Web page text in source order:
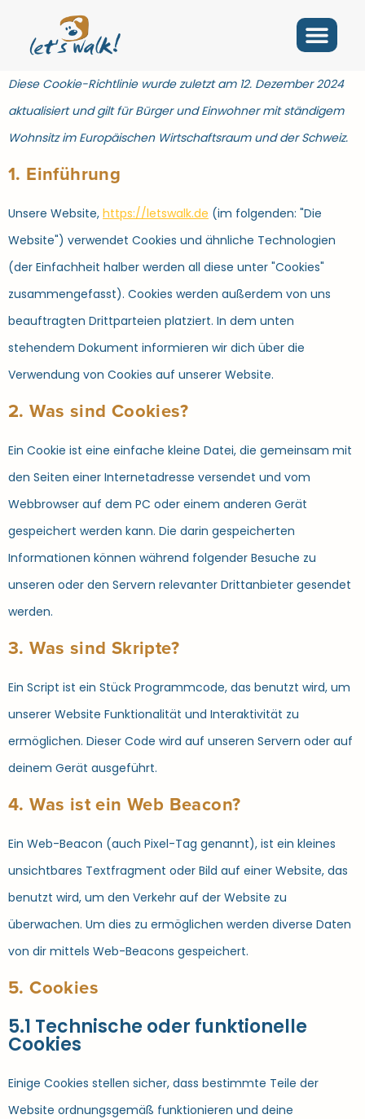
Diese Cookie-Richtlinie wurde zuletzt am 12. Dezember 2024
aktualisiert und gilt für Bürger und Einwohner mit ständigem
Wohnsitz im Europäischen Wirtschaftsraum und der Schweiz.
1. Einführung
Unsere Website, https://letswalk.de (im folgenden: "Die
Website") verwendet Cookies und ähnliche Technologien
(der Einfachheit halber werden all diese unter "Cookies"
zusammengefasst). Cookies werden außerdem von uns
beauftragten Drittparteien platziert. In dem unten
stehendem Dokument informieren wir dich über die
Verwendung von Cookies auf unserer Website.
2. Was sind Cookies?
Ein Cookie ist eine einfache kleine Datei, die gemeinsam mit
den Seiten einer Internetadresse versendet und vom
Webbrowser auf dem PC oder einem anderen Gerät
gespeichert werden kann. Die darin gespeicherten
Informationen können während folgender Besuche zu
unseren oder den Servern relevanter Drittanbieter gesendet
werden.
3. Was sind Skripte?
Ein Script ist ein Stück Programmcode, das benutzt wird, um
unserer Website Funktionalität und Interaktivität zu
ermöglichen. Dieser Code wird auf unseren Servern oder auf
deinem Gerät ausgeführt.
4. Was ist ein Web Beacon?
Ein Web-Beacon (auch Pixel-Tag genannt), ist ein kleines
unsichtbares Textfragment oder Bild auf einer Website, das
benutzt wird, um den Verkehr auf der Website zu
überwachen. Um dies zu ermöglichen werden diverse Daten
von dir mittels Web-Beacons gespeichert.
5. Cookies
5.1 Technische oder funktionelle
Cookies
Einige Cookies stellen sicher, dass bestimmte Teile der
Website ordnungsgemäß funktionieren und deine